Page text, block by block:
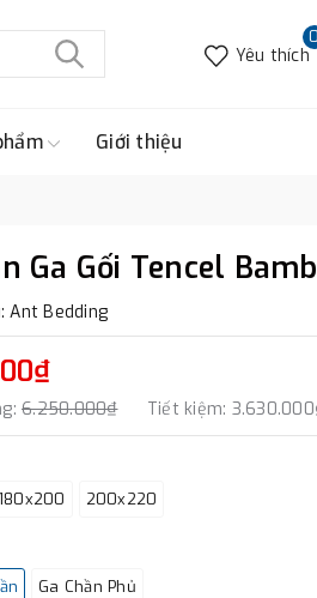
0
Yêu thích
Giới thiệu
Ga Gối Tencel
Ant Bedding
6.250.000₫ Tiết kiệm:
180x200 200x220
Ga Chần Phủ